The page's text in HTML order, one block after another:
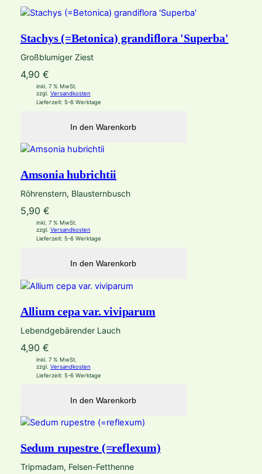
Stachys (=Betonica) grandiflora 'Superba'
Großblumiger Ziest
4,90 €
inkl. 7 % MwSt.
zzgl. Versandkosten
Lieferzeit: 5-6 Werktage
In den Warenkorb
Amsonia hubrichtii
Röhrenstern, Blausternbusch
5,90 €
inkl. 7 % MwSt.
zzgl. Versandkosten
Lieferzeit: 5-6 Werktage
In den Warenkorb
Allium cepa var. viviparum
Lebendgebärender Lauch
4,90 €
inkl. 7 % MwSt.
zzgl. Versandkosten
Lieferzeit: 5-6 Werktage
In den Warenkorb
Sedum rupestre (=reflexum)
Tripmadam, Felsen-Fetthenne